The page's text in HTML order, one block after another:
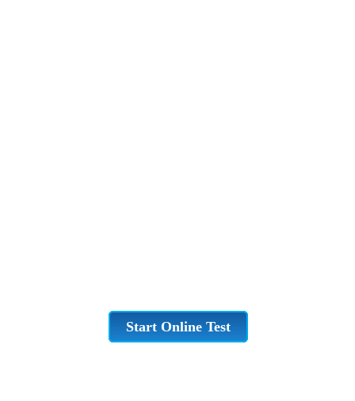
Start Online Test